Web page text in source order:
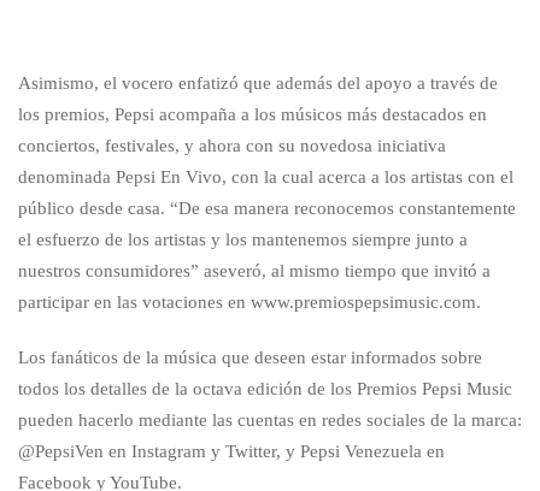
Asimismo, el vocero enfatizó que además del apoyo a través de
los premios, Pepsi acompaña a los músicos más destacados en
conciertos, festivales, y ahora con su novedosa iniciativa
denominada Pepsi En Vivo, con la cual acerca a los artistas con el
público desde casa. “De esa manera reconocemos constantemente
el esfuerzo de los artistas y los mantenemos siempre junto a
nuestros consumidores” aseveró, al mismo tiempo que invitó a
participar en las votaciones en www.premiospepsimusic.com.
Los fanáticos de la música que deseen estar informados sobre
todos los detalles de la octava edición de los Premios Pepsi Music
pueden hacerlo mediante las cuentas en redes sociales de la marca:
@PepsiVen en Instagram y Twitter, y Pepsi Venezuela en
Facebook y YouTube.